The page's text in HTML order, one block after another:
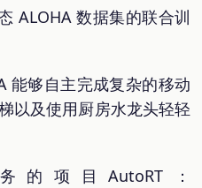
ALOHA 数据集的联合训
能够自主完成复杂的移动
以及使用厨房水龙头轻轻
项目AutoRT：